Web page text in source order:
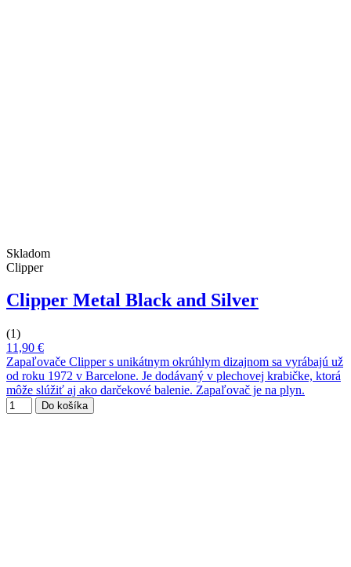
Skladom
Clipper
Clipper Metal Black and Silver
(1)
11,90 €
Zapaľovače Clipper s unikátnym okrúhlym dizajnom sa vyrábajú už
od roku 1972 v Barcelone. Je dodávaný v plechovej krabičke, ktorá
môže slúžiť aj ako darčekové balenie. Zapaľovač je na plyn.
Do košíka